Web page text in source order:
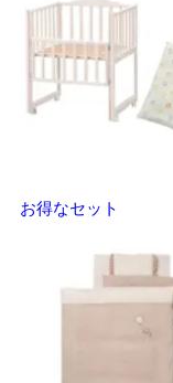
お得なセット